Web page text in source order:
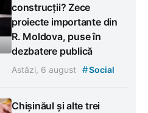
construcții? Zece
proiecte importante din
R. Moldova, puse în
dezbatere publică
Astăzi, 6 august #Social
Chișinăul și alte trei